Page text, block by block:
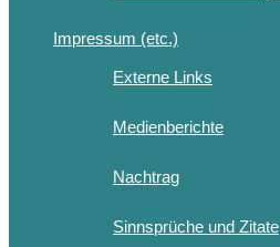
Impressum (etc.)
Externe Links
Medienberichte
Nachtrag
Sinnsprüche und Zitate